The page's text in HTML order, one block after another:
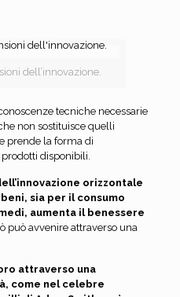
dell’innovazione.
tecniche necessarie
non sostituisce quelli
prende la forma di
disponibili.
orizzontale
sia per il consumo
aumenta il benessere
può avvenire attraverso una
attraverso una
come nel celebre